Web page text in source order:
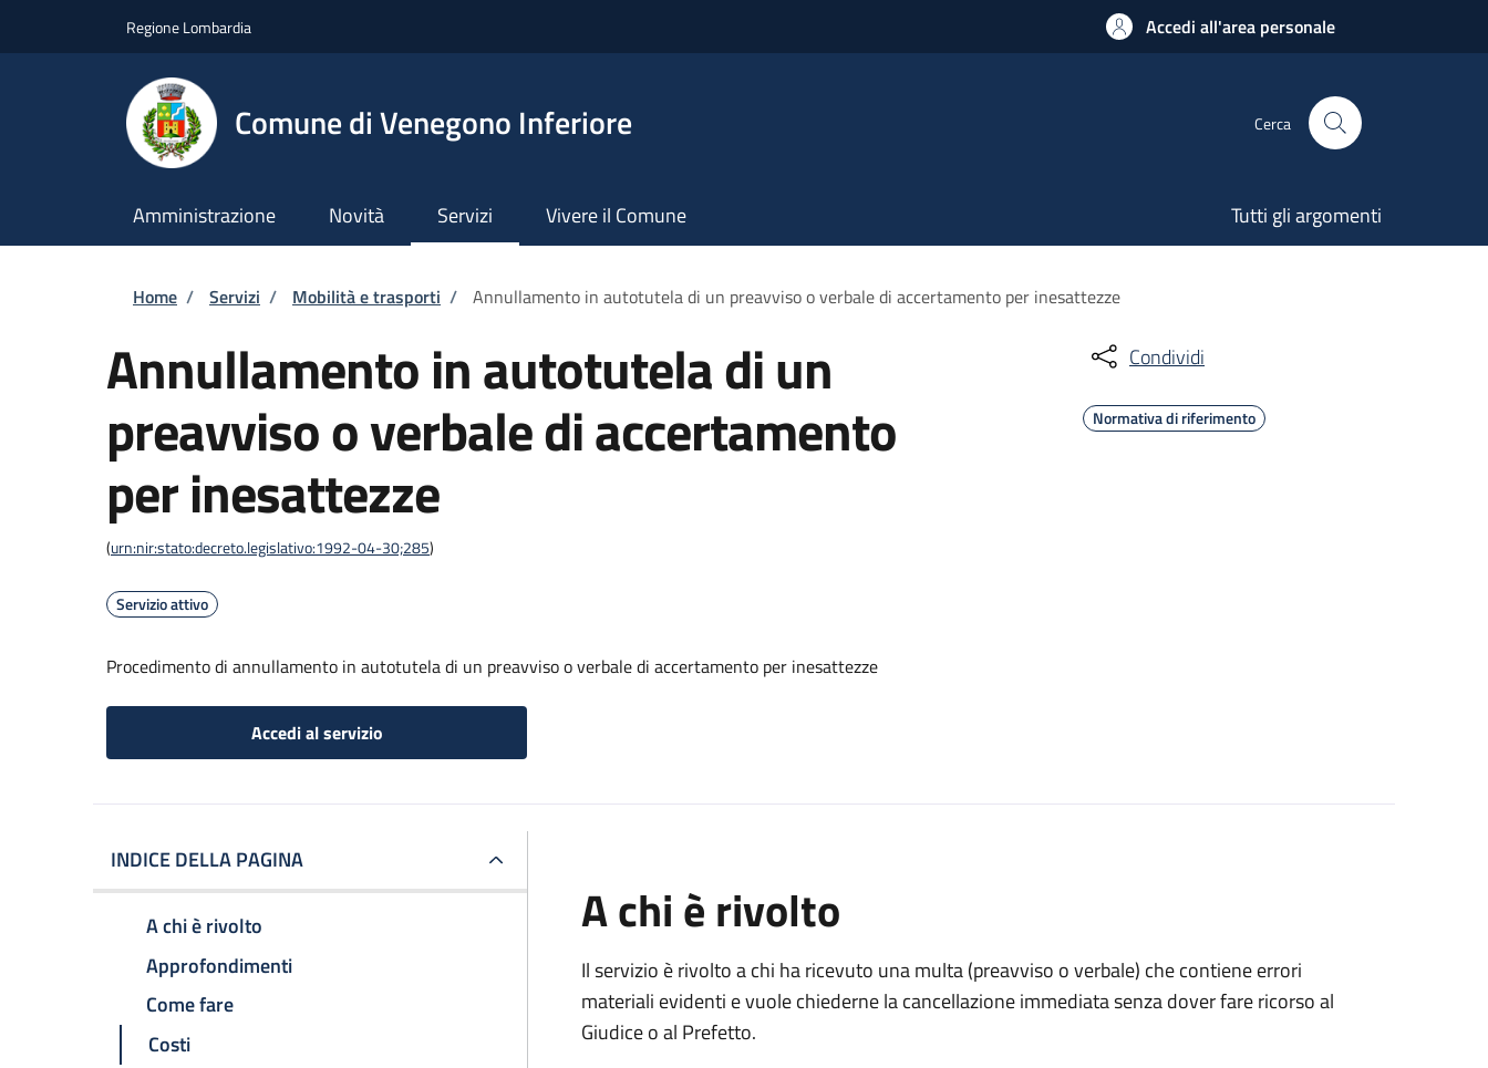
Regione Lombardia Accedi all'area personale
Comune di Venegono Inferiore Cerca
Amministrazione Novità Servizi Vivere il Comune Tutti gli argomenti
Briciole di pane
Home / Servizi / Mobilità e trasporti / Annullamento in autotutela di un preavviso o verbale di accertamento per inesattezze
Annullamento in autotutela di un
preavviso o verbale di accertamento
per inesattezze
(urn:nir:stato:decreto.legislativo:1992-04-30;285)
Servizio attivo
Procedimento di annullamento in autotutela di un preavviso o verbale di accertamento per inesattezze
Accedi al servizio
Condividi
Normativa di riferimento
INDICE DELLA PAGINA
A chi è rivolto
Approfondimenti
Come fare
Costi
A chi è rivolto
Il servizio è rivolto a chi ha ricevuto una multa (preavviso o verbale) che contiene errori
materiali evidenti e vuole chiederne la cancellazione immediata senza dover fare ricorso al
Giudice o al Prefetto.